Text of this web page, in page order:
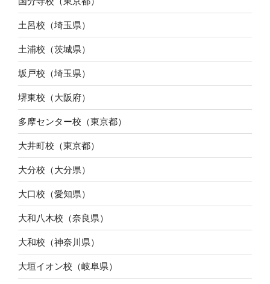
土呂校（埼玉県）
土浦校（茨城県）
坂戸校（埼玉県）
堺東校（大阪府）
多摩センター校（東京都）
大井町校（東京都）
大分校（大分県）
大口校（愛知県）
大和八木校（奈良県）
大和校（神奈川県）
大垣イオン校（岐阜県）